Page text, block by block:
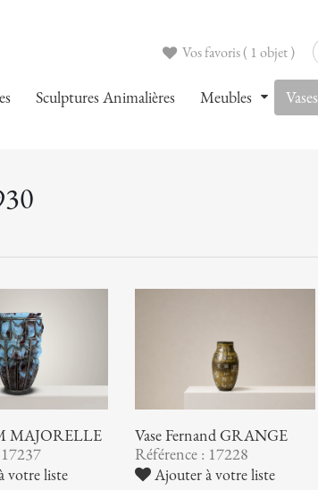
Vos favoris ( 1 objet )
Sculptures Animalières Meubles Vases
MAJORELLE
votre liste
Vase Fernand GRANGE
Référence : 17228
Ajouter à votre liste